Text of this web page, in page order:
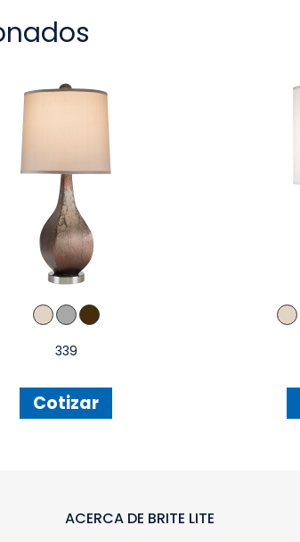
339
Cotizar
ACERCA DE BRITE LITE